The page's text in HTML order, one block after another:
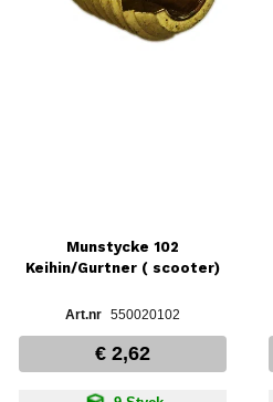
Munstycke 102
Keihin/Gurtner ( scooter)
550020102
€ 2,62